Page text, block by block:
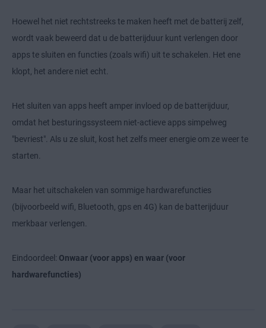
Hoewel het niet rechtstreeks te maken heeft met de batterij zelf,
wordt vaak beweerd dat u de batterijduur kunt verlengen door
apps te sluiten en functies (zoals wifi) uit te schakelen. Het ene
klopt, het andere niet echt.
Het sluiten van apps heeft amper invloed op de batterijduur,
omdat het besturingssysteem niet-actieve apps simpelweg
"bevriest". Als u ze sluit, kost het zelfs meer energie om ze weer te
starten.
Maar het uitschakelen van sommige hardwarefuncties
(bijvoorbeeld wifi, Bluetooth, gps en 4G) kan de batterijduur
merkbaar verlengen.
Eindoordeel: Onwaar (voor apps) en waar (voor
hardwarefuncties)